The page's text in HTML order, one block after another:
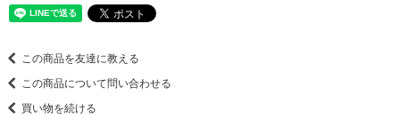
この商品を友達に教える
この商品について問い合わせる
買い物を続ける